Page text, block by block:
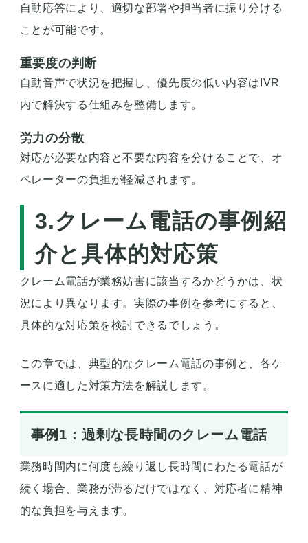
自動応答により、適切な部署や担当者に振り分ける
ことが可能です。
重要度の判断
自動音声で状況を把握し、優先度の低い内容はIVR
内で解決する仕組みを整備します。
労力の分散
対応が必要な内容と不要な内容を分けることで、オ
ペレーターの負担が軽減されます。
3.クレーム電話の事例紹
介と具体的対応策
クレーム電話が業務妨害に該当するかどうかは、状
況により異なります。実際の事例を参考にすると、
具体的な対応策を検討できるでしょう。
この章では、典型的なクレーム電話の事例と、各ケ
ースに適した対策方法を解説します。
事例1：過剰な長時間のクレーム電話
業務時間内に何度も繰り返し長時間にわたる電話が
続く場合、業務が滞るだけではなく、対応者に精神
的な負担を与えます。